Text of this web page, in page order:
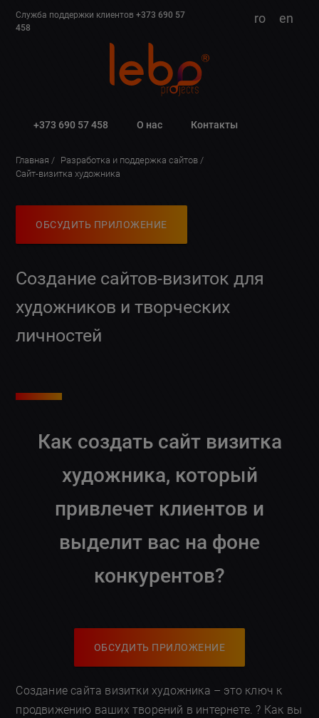
Служба поддержки клиентов+373 690 57
458
ro en
+373 690 57 458 О нас Контакты
Главная
Разработка и поддержка сайтов
Сайт-визитка художника
ОБСУДИТЬ ПРИЛОЖЕНИЕ
Создание сайтов-визиток для
художников и творческих
личностей
Как создать сайт визитка
художника, который
привлечет клиентов и
выделит вас на фоне
конкурентов?
ОБСУДИТЬ ПРИЛОЖЕНИЕ
Создание сайта визитки художника – это ключ к
продвижению ваших творений в интернете. ? Как вы